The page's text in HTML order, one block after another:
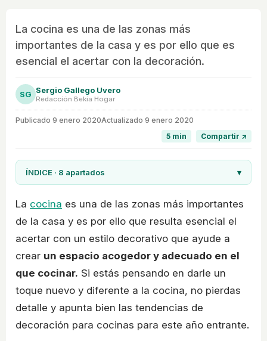
La cocina es una de las zonas más
importantes de la casa y es por ello que es
esencial el acertar con la decoración.
SG Sergio Gallego Uvero
Redacción Bekia Hogar
Publicado 9 enero 2020Actualizado 9 enero 2020
5 min
Compartir ↗
ÍNDICE · 8 apartados ▾
La cocina es una de las zonas más importantes
de la casa y es por ello que resulta esencial el
acertar con un estilo decorativo que ayude a
crear un espacio acogedor y adecuado en el
que cocinar. Si estás pensando en darle un
toque nuevo y diferente a la cocina, no pierdas
detalle y apunta bien las tendencias de
decoración para cocinas para este año entrante.